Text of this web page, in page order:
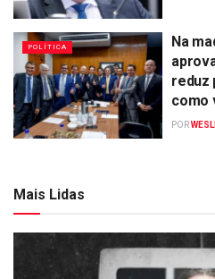
POLÍTICA
Na
reduz
como
POR
Mais Lidas